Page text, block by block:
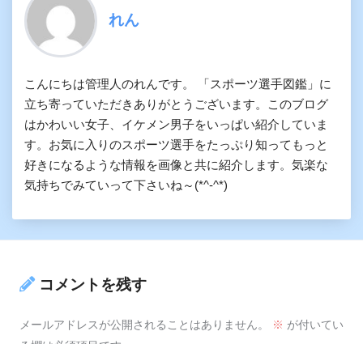
れん
こんにちは管理人のれんです。 「スポーツ選手図鑑」に
立ち寄っていただきありがとうございます。このブログ
はかわいい女子、イケメン男子をいっぱい紹介していま
す。お気に入りのスポーツ選手をたっぷり知ってもっと
好きになるような情報を画像と共に紹介します。気楽な
気持ちでみていって下さいね～(*^-^*)
コメントを残す
メールアドレスが公開されることはありません。 ※ が付いてい